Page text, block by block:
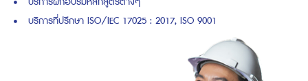
บริการที่ปรึกษา ISO/IEC 17025 : 2017, ISO 9001